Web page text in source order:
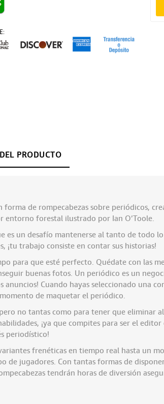
PRODUCTO
de rompecabezas sobre periódicos,
entorno forestal ilustrado por Ian O’Toole.
es un desafío mantenerse al tanto de todo
¡tu trabajo consiste en contar sus historias!
para que esté perfecto. Quédate con las
buenas fotos. Un periódico es un
Cuando hayas seleccionado una
de maquetar el periódico.
no tantas como para tener que eliminar
¡ya que compites para ser el editor
periodístico!
frenéticas en tiempo real hasta un
de jugadores. Con tantas formas de
tendrán horas de diversión